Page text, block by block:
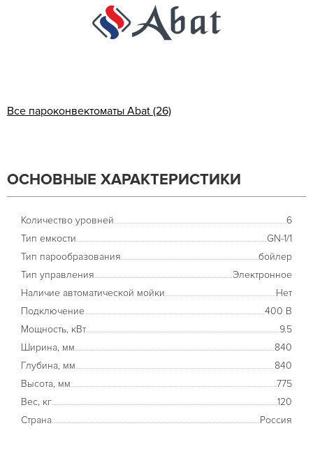
Все пароконвектоматы Abat (26)
ОСНОВНЫЕ ХАРАКТЕРИСТИКИ
Количество уровней
6
Тип емкости
GN-1/1
Тип парообразования
бойлер
Тип управления
Электронное
Наличие автоматической мойки
Нет
Подключение
400 В
Мощность, кВт
9.5
Ширина, мм
840
Глубина, мм
840
Высота, мм
775
Вес, кг
120
Страна
Россия